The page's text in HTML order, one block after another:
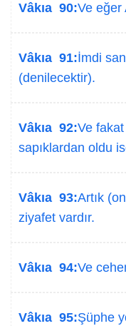
Vâkıa 90:Ve eğer
Vâkıa 91:İmdi
(denilecektir).
Vâkıa 92:Ve
sapıklardan oldu
Vâkıa 93:Artık
ziyafet vardır.
Vâkıa 94:Ve
Vâkıa 95:Şüphe